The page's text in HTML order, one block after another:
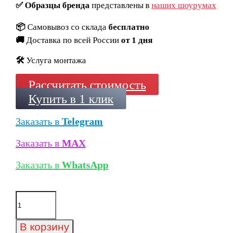
✅Образцы брендапредставлены в наших шоурумах
📦 Самовывоз со склада бесплатно
🚚 Доставка по всей России от 1 дня
🛠️ Услуга монтажа
Рассчитать стоимость
Купить в 1 клик
Заказать в Telegram
Заказать в MAX
Заказать в WhatsApp
Количество
товара
длинная
В корзину